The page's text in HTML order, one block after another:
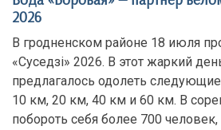
2026
В гродненском районе 18 июля
«Суседзi» 2026. В этот жаркий
предлагалось одолеть
10 км, 20 км, 40 км и 60 км. В
побороть себя более 700